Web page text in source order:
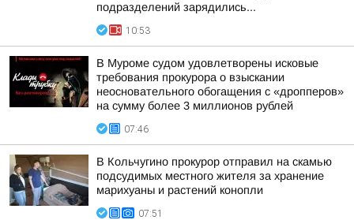
подразделений зарядились...
10:53
В Муроме судом удовлетворены исковые
требования прокурора о взыскании
неосновательного обогащения с «дропперов»
на сумму более 3 миллионов рублей
07:46
В Кольчугино прокурор отправил на скамью
подсудимых местного жителя за хранение
марихуаны и растений конопли
07:51